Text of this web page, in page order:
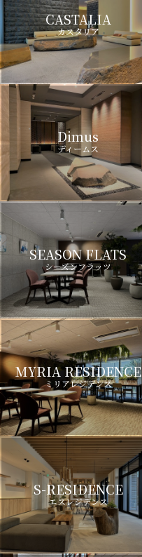
CASTALIA
カスタリア
Dimus
ディームス
SEASON FLATS
シーズンフラッツ
MYRIA RESIDENCE
ミリアレジデンス
S-RESIDENCE
エスレジデンス